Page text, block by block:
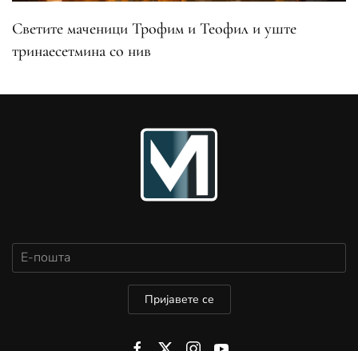
Светите маченици Трофим и Теофил и уште
тринаесетмина со нив
Пријавете се